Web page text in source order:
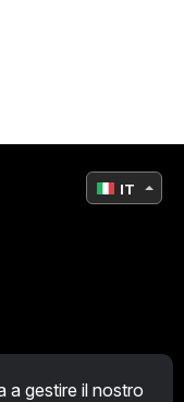
a gestire il nostro
IT